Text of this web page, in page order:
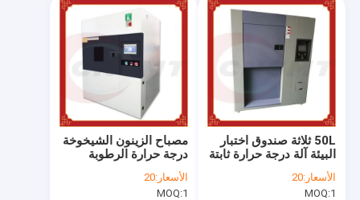
مصباح الزينون الشيخوخة
درجة حرارة الرطوبة
50 لتر
الأسعار:20
MOQ:1
50L ثلاثة صندوق اختبار
البيئة آلة درجة حرارة ثابتة
غرفة الاختبار
الأسعار:20
MOQ:1